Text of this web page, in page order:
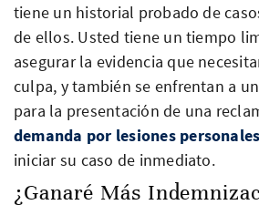
tiene un historial probado de
de ellos. Usted tiene un tiempo
asegurar la evidencia que
culpa, y también se enfrentan a
para la presentación de una
demanda por lesiones personales
iniciar su caso de inmediato.
¿Ganaré Más